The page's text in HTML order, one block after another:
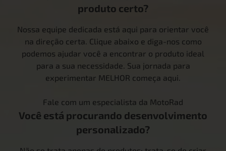
produto certo?
Nossa equipe dedicada está aqui para orientar você
na direção certa. Clique abaixo e diga-nos como
podemos ajudar você a encontrar o produto ideal
para a sua necessidade. Sua jornada para
experimentar MELHOR começa aqui.
Fale com um especialista da MotoRad
Você está procurando desenvolvimento
personalizado?